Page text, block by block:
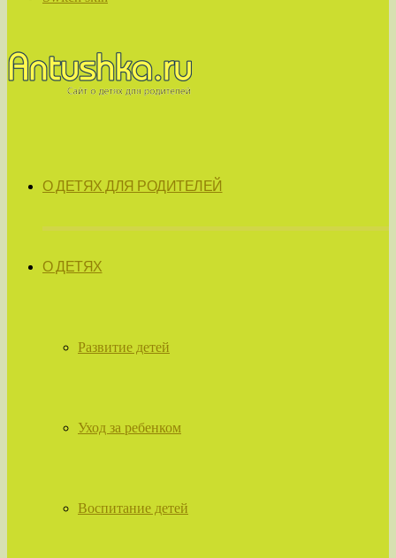
О ДЕТЯХ ДЛЯ РОДИТЕЛЕЙ
О ДЕТЯХ
Развитие детей
Уход за ребенком
Воспитание детей